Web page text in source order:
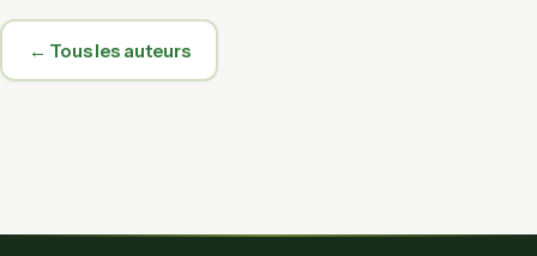
← Tous les auteurs